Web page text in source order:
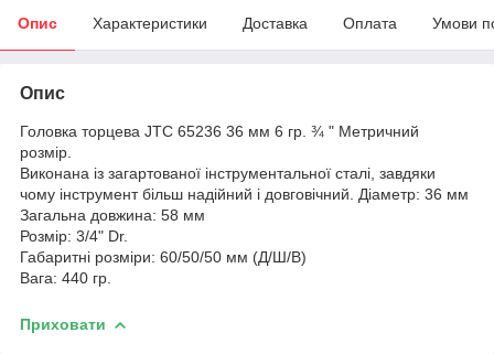
Опис Характеристики Доставка Оплата Умови
Опис
Головка торцева JTC 65236 36 мм 6 гр. ¾ " Метричний
розмір.
Виконана із загартованої інструментальної сталі, завдяки
чому інструмент більш надійний і довговічний. Діаметр: 36 мм
Загальна довжина: 58 мм
Розмір: 3/4" Dr.
Габаритні розміри: 60/50/50 мм (Д/Ш/В)
Вага: 440 гр.
Приховати